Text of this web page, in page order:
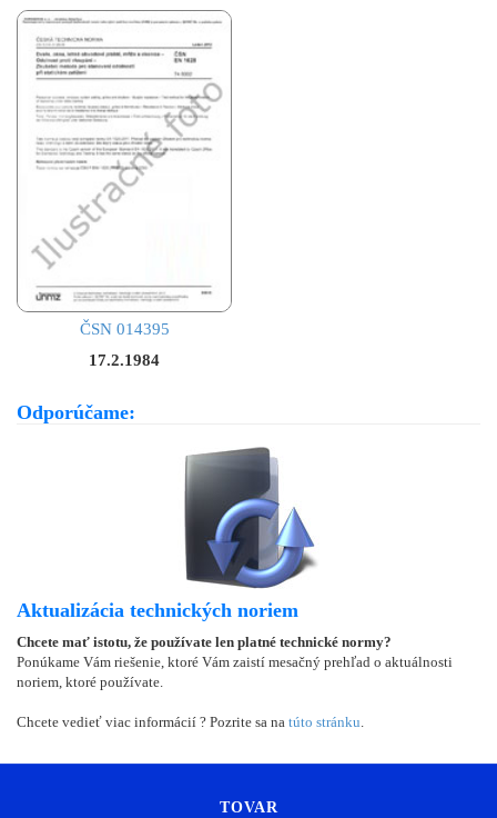
ČSN 014395
17.2.1984
Odporúčame:
Aktualizácia technických noriem
Chcete mať istotu, že používate len platné technické normy?
Ponúkame Vám riešenie, ktoré Vám zaistí mesačný prehľad o aktuálnosti
noriem, ktoré používate.
Chcete vedieť viac informácií ? Pozrite sa na túto stránku
TOVAR